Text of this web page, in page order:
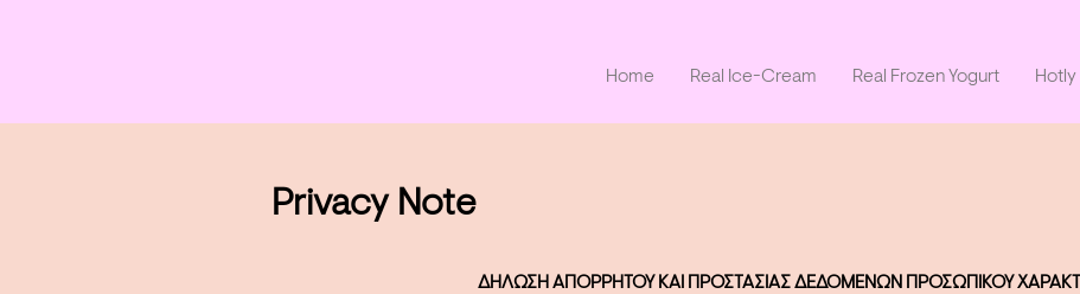
Home Real Ice-Cream Real Frozen Yogurt
Privacy Note
ΔΗΛΩΣΗ ΑΠΟΡΡΗΤΟΥ ΚΑΙ ΠΡΟΣΤΑΣΙΑΣ ΔΕΔΟΜΕΝΩΝ ΠΡΟΣΩΠΙΚΟΥ